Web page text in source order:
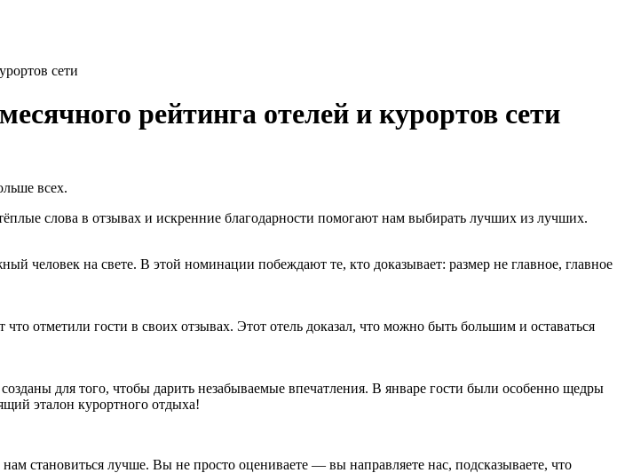
сети
рейтинга отелей и курортов сети
всех.
слова в отзывах и искренние благодарности помогают нам выбирать лучших из лучших.
человек на свете. В этой номинации побеждают те, кто доказывает: размер не главное, главное
отметили гости в своих отзывах. Этот отель доказал, что можно быть большим и оставаться
для того, чтобы дарить незабываемые впечатления. В январе гости были особенно щедры
эталон курортного отдыха!
становиться лучше. Вы не просто оцениваете — вы направляете нас, подсказываете, что